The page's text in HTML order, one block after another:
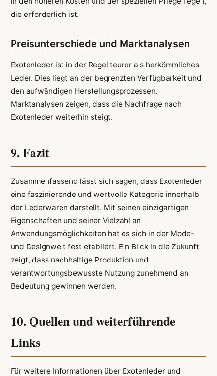
die erforderlich ist.
Preisunterschiede und Marktanalysen
Exotenleder ist in der Regel teurer als herkömmliches
Leder. Dies liegt an der begrenzten Verfügbarkeit und
den aufwändigen Herstellungsprozessen.
Marktanalysen zeigen, dass die Nachfrage nach
Exotenleder weiterhin steigt.
9. Fazit
Zusammenfassend lässt sich sagen, dass Exotenleder
eine faszinierende und wertvolle Kategorie innerhalb
der Lederwaren darstellt. Mit seinen einzigartigen
Eigenschaften und seiner Vielzahl an
Anwendungsmöglichkeiten hat es sich in der Mode-
und Designwelt fest etabliert. Ein Blick in die Zukunft
zeigt, dass nachhaltige Produktion und
verantwortungsbewusste Nutzung zunehmend an
Bedeutung gewinnen werden.
10. Quellen und weiterführende
Links
Für weitere Informationen über Exotenleder und